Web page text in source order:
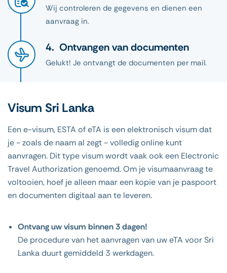
Wij controleren de gegevens en dienen een
aanvraag in.
Ontvangen van documenten
Gelukt! Je ontvangt de documenten per mail.
Visum Sri Lanka
Een e-visum, ESTA of eTA is een elektronisch visum dat
je - zoals de naam al zegt - volledig online kunt
aanvragen. Dit type visum wordt vaak ook een Electronic
Travel Authorization genoemd. Om je visumaanvraag te
voltooien, hoef je alleen maar een kopie van je paspoort
en documenten digitaal aan te leveren.
Ontvang uw visum binnen 3 dagen!
De procedure van het aanvragen van uw eTA voor Sri
Lanka duurt gemiddeld 3 werkdagen.